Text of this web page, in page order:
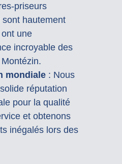
priseurs
hautement
une
incroyable des
mondiale: Nous
réputation
pour la qualité
et obtenons
inégalés lors des